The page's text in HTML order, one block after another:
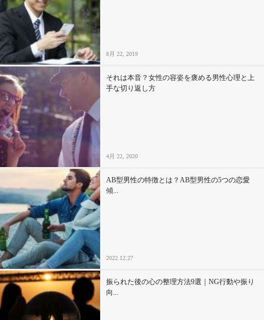
8月 22, 2019
それは本音？女性の容姿を褒める男性心理と上
手な切り返し方
4月 22, 2020
AB型男性の特徴とは？AB型男性の5つの恋愛
傾...
2022.12.27
振られた後の心の整理方法9選｜NG行動や振り
向...